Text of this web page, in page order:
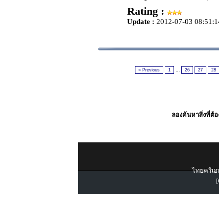
Rating :
Update : 2012-07-03
« Previous 1 ... 26 27 28
ลองค้นหาสิ่งที่ต้อ
ไทยครีเอ
[